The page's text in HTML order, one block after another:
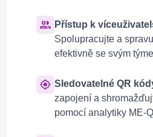
Přístup k
Spolupracujte a
efektivně se svým
Sledovatelné QR
zapojení a
pomocí analytiky ME-